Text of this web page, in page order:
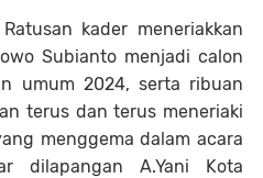
kader meneriakkan
Subianto menjadi calon
umum 2024, serta ribuan
terus dan terus meneriaki
menggema dalam acara
dilapangan A.Yani Kota